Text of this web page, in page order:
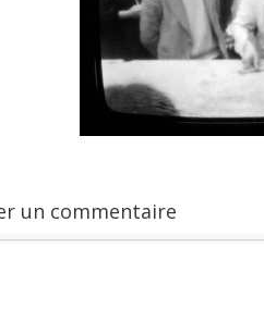
un commentaire